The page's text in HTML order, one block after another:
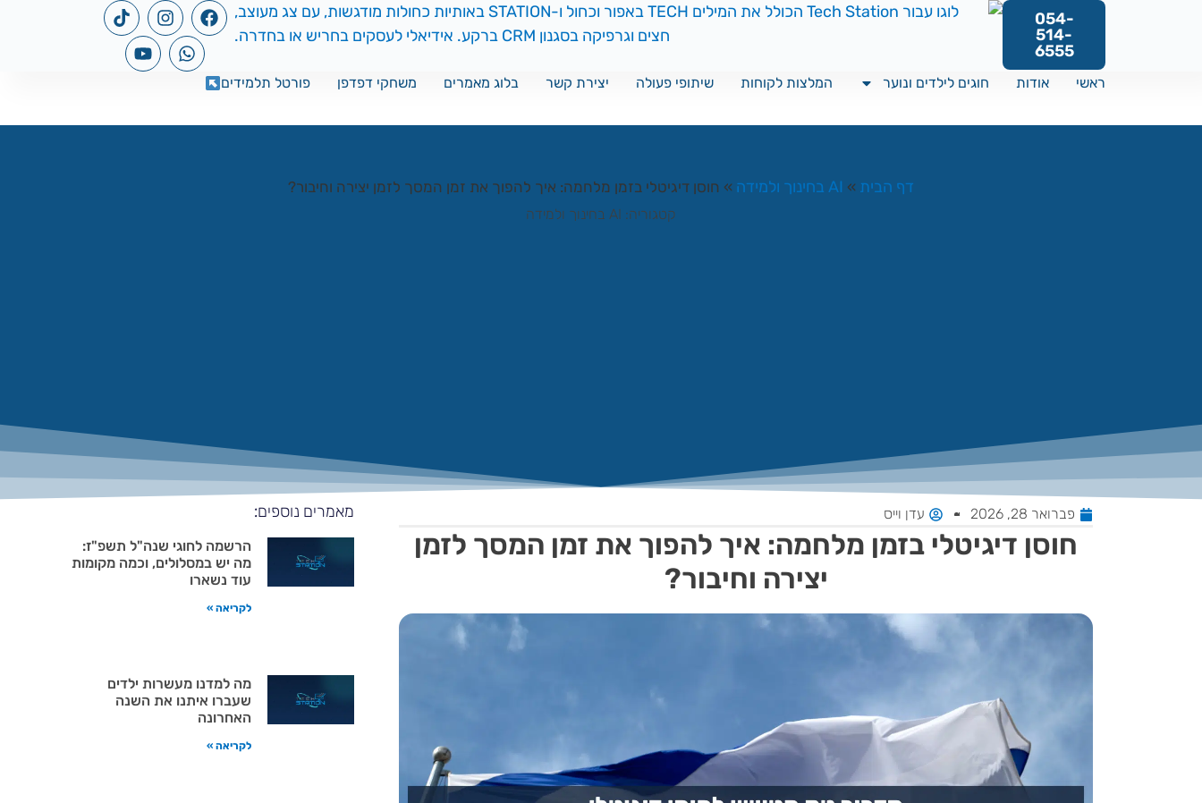
054-
514-
6555
ראשי אודות חוגים לילדים ונוער המלצות לקוחות שיתופי פעולה יצירת קשר בלוג מאמרים משחקי דפדפן פורטל תלמידים
דף הבית » AI בחינוך ולמידה » חוסן דיגיטלי בזמן מלחמה: איך להפוך את זמן המסך לזמן יצירה וחיבור?
קטגוריה: AI בחינוך ולמידה
פברואר 28, 2026 עדן וייס
חוסן דיגיטלי בזמן מלחמה: איך להפוך את זמן המסך לזמן
יצירה וחיבור?
מאמרים נוספים:
הרשמה לחוגי שנה"ל תשפ"ז:
מה יש במסלולים, וכמה מקומות
עוד נשארו
לקריאה »
מה למדנו מעשרות ילדים
שעברו איתנו את השנה
האחרונה
לקריאה »